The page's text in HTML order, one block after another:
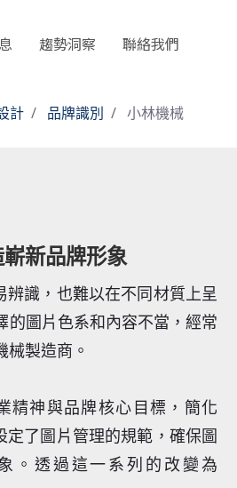
趨勢洞察 聯絡我們
計 品牌識別 小林機械
新品牌形象
識，也難以在不同材質上呈
的圖片色系和內容不當，經常
製造商。
精神與品牌核心目標，簡化
定了圖片管理的規範，確保圖
。透過這一系列的改變為